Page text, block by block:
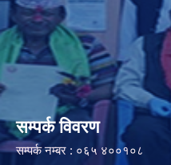
सम्पर्क विवरण
सम्पर्क नम्बर : ०६५ ४००१०८